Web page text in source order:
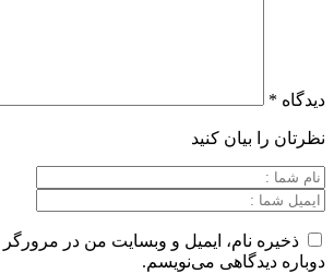
کنید
ایمیل و وبسایت من در مرورگر برای
می‌نویسم.